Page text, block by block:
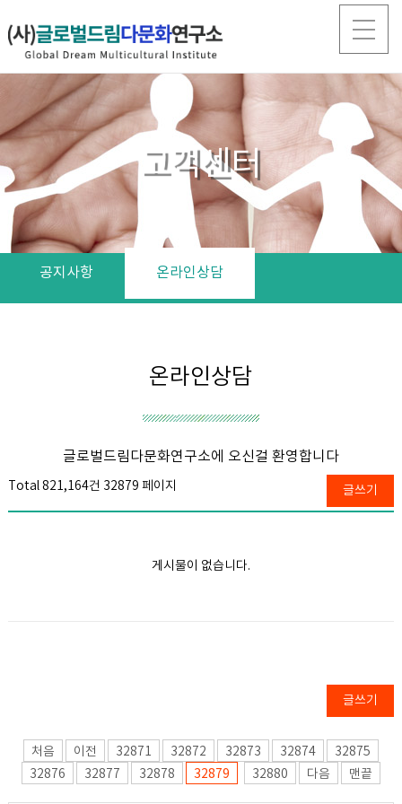
고객센터
공지사항 온라인상담
온라인상담
글로벌드림다문화연구소에 오신걸 환영합니다
Total 821,164건 32879 페이지 글쓰기
게시물이 없습니다.
글쓰기
처음 이전 32871 32872 32873 32874
32875
32876
32877 32878 32879 32880 다음 맨끝